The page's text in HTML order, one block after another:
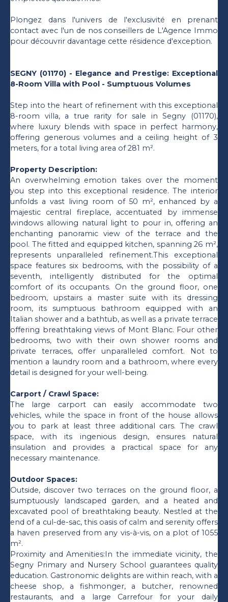
Plongez dans l'univers de l'exclusivité en prenant
contact avec l'un de nos conseillers de L'Agence Immo
pour découvrir davantage cette résidence d'exception.
SEGNY (01170) - Elegance and Prestige: Exceptional
8-Room Villa with Pool - Sumptuous Volumes
Step into the heart of refinement with this exceptional
8-room villa, a true rarity for sale in Segny (01170),
where luxury blends with space in perfect harmony,
offering generous volumes and a ceiling height of 3
meters, for a total living area of 281 m².
Property Description:
An overwhelming emotion takes over the moment
you step into this exceptional residence. The interior
unfolds a vast living room of 50 m², enhanced by a
majestic central fireplace, accentuated by immense
windows allowing natural light to pour in, offering an
enchanting panoramic view of the terrace and the
pool. The fitted and equipped kitchen, spanning 26 m²,
represents unparalleled refinement.This exceptional
space features six bedrooms, with the possibility of a
seventh, intelligently distributed for the optimal
comfort of its occupants. On the ground floor, one
bedroom, upstairs a master suite with its dressing
room, its sumptuous bathroom equipped with an
Italian shower and a bathtub, as well as a private terrace
offering breathtaking views of Mont Blanc. Four other
bedrooms, two with their own shower rooms and
private terraces, offer unparalleled comfort. Not to
mention a laundry room and a bathroom, where every
detail is designed for your well-being.
Carport / Crawl Space:
The large carport can easily accommodate two
vehicles, while the space in front of the house allows
you to park at least three additional cars. The crawl
space, with its ingenious design, ensures natural
insulation and provides a practical space for any
necessary maintenance.
Outdoor Spaces:
Outside, discover two terraces on the ground floor, a
sumptuously landscaped garden, and a heated and
excavated pool of breathtaking beauty. Nestled at the
end of a cul-de-sac, this oasis of calm and serenity offers
a haven preserved from any vis-à-vis, on a plot of 1055
m².
Proximity and Amenities:In the immediate vicinity, the
Segny Primary and Nursery School guarantees quality
education. Gastronomic delights are within reach, with a
cheese shop, a fishmonger, a butcher, renowned
restaurants, and a large Carrefour for your daily